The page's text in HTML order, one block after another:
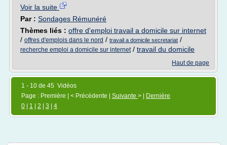
Voir la suite
Par : Sondages Rémunéré
Thèmes liés : offre d'emploi travail a domicile sur internet
/ offres d'emplois dans le nord / travail a domicile secretariat /
recherche emploi a domicile sur internet/ travail du domicile
Haut de page
1 - 10 de 45 Vidéos
Page : Première | < Précédente | Suivante > |
Dernière
0
1 2 3 4